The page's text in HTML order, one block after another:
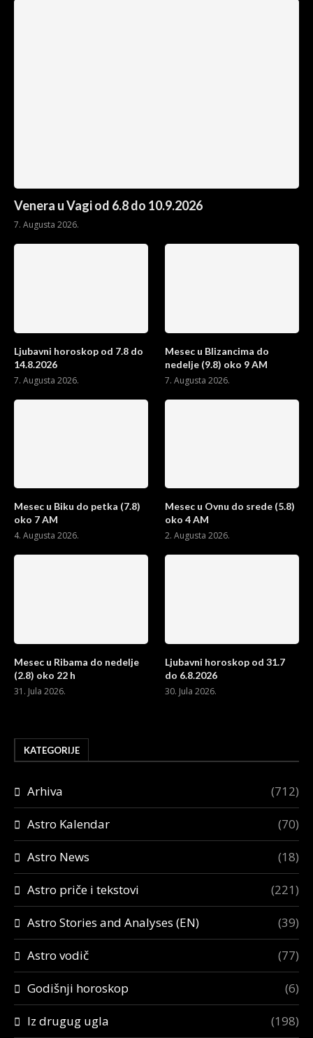
Venera u Vagi od 6.8 do 10.9.2026
7. Augusta 2026.
Ljubavni horoskop od 7.8 do
14.8.2026
7. Augusta 2026.
Mesec u Blizancima do
nedelje (9.8) oko 9 AM
7. Augusta 2026.
Mesec u Biku do petka (7.8)
oko 7 AM
4. Augusta 2026.
Mesec u Ovnu do srede (5.8)
oko 4 AM
2. Augusta 2026.
Mesec u Ribama do nedelje
(2.8) oko 22 h
31. Jula 2026.
Ljubavni horoskop od 31.7
do 6.8.2026
30. Jula 2026.
KATEGORIJE
Arhiva (712)
Astro Kalendar (70)
Astro News (18)
Astro priče i tekstovi (221)
Astro Stories and Analyses (EN) (39)
Astro vodič (77)
Godišnji horoskop (6)
Iz drugug ugla (198)